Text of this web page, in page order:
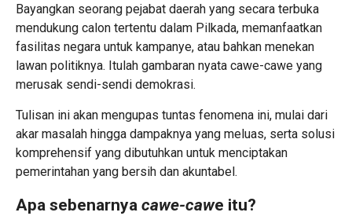
Bayangkan seorang pejabat daerah yang secara terbuka
mendukung calon tertentu dalam Pilkada, memanfaatkan
fasilitas negara untuk kampanye, atau bahkan menekan
lawan politiknya. Itulah gambaran nyata cawe-cawe yang
merusak sendi-sendi demokrasi.
Tulisan ini akan mengupas tuntas fenomena ini, mulai dari
akar masalah hingga dampaknya yang meluas, serta solusi
komprehensif yang dibutuhkan untuk menciptakan
pemerintahan yang bersih dan akuntabel.
Apa sebenarnya cawe-cawe itu?